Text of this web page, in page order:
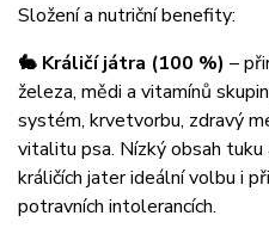
Složení a nutriční benefity:
🐇 Králičí játra (100 %) –
železa, mědi a vitamínů
systém, krvetvorbu, zdravý
vitalitu psa. Nízký obsah
králičích jater ideální volbu i
potravních intolerancích.